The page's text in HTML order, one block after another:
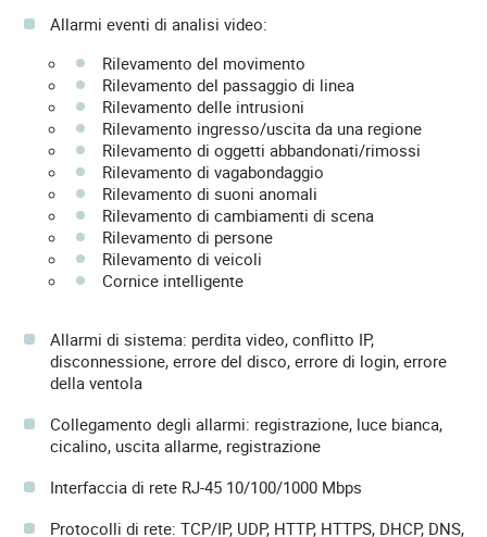
Allarmi eventi di analisi video:
Rilevamento del movimento
Rilevamento del passaggio di linea
Rilevamento delle intrusioni
Rilevamento ingresso/uscita da una regione
Rilevamento di oggetti abbandonati/rimossi
Rilevamento di vagabondaggio
Rilevamento di suoni anomali
Rilevamento di cambiamenti di scena
Rilevamento di persone
Rilevamento di veicoli
Cornice intelligente
Allarmi di sistema: perdita video, conflitto IP,
disconnessione, errore del disco, errore di login, errore
della ventola
Collegamento degli allarmi: registrazione, luce bianca,
cicalino, uscita allarme, registrazione
Interfaccia di rete RJ-45 10/100/1000 Mbps
Protocolli di rete: TCP/IP, UDP, HTTP, HTTPS, DHCP, DNS,